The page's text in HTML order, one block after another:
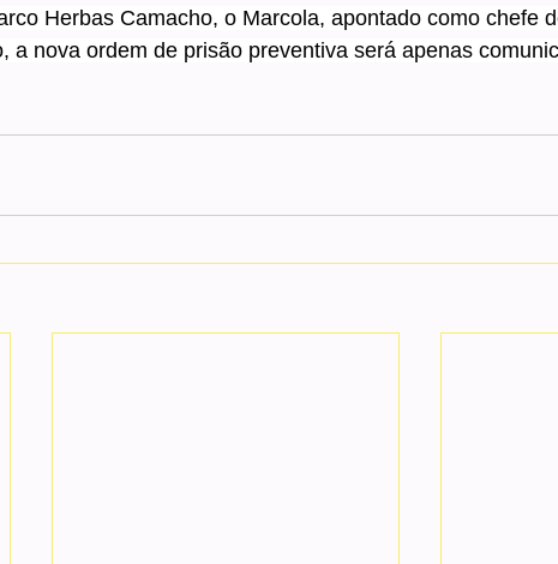
Herbas Camacho, o Marcola, apontado como chefe
a nova ordem de prisão preventiva será apenas